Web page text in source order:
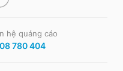
hệ quảng cáo
780 404